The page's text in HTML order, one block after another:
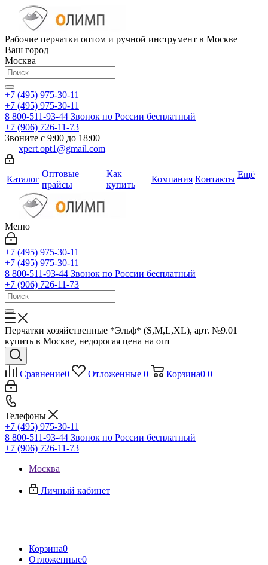
Рабочие перчатки оптом и ручной инструмент в Москве
Ваш город
Москва
+7 (495) 975-30-11
+7 (495) 975-30-11
8 800-511-93-44 Звонок по России бесплатный
+7 (906) 726-11-73
Звоните с 9:00 до 18:00
xpert.opt1@gmail.com
Каталог
Оптовые
прайсы
Как
купить
Компания Контакты Ещё
Меню
+7 (495) 975-30-11
+7 (495) 975-30-11
8 800-511-93-44 Звонок по России бесплатный
+7 (906) 726-11-73
Перчатки хозяйственные *Эльф* (S,M,L,XL), арт. №9.01
купить в Москве, недорогая цена на опт
Сравнение0 Отложенные 0 Корзина0 0
Телефоны
+7 (495) 975-30-11
8 800-511-93-44 Звонок по России бесплатный
+7 (906) 726-11-73
Москва
Личный кабинет
Корзина0
Отложенные0